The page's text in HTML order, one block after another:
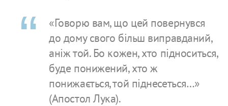
«Говорю вам, що цей повернувся
до дому свого більш виправданий,
аніж той. Бо кожен, хто підноситься,
буде понижений, хто ж
понижається, той піднесеться…»
(Апостол Лука).